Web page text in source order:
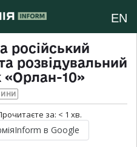
EN
російський
розвідувальний
«Орлан-10»
за: < 1 хв.
в Google